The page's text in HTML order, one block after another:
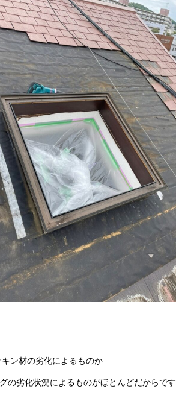
ン材の劣化によるものか
の劣化状況によるものがほとんどだからです